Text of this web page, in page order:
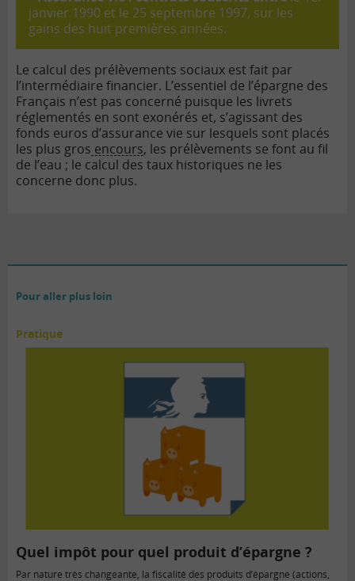
janvier 1990 et le 25 septembre 1997, sur les
gains des huit premières années.
Le calcul des prélèvements sociaux est fait par
l’intermédiaire financier. L’essentiel de l’épargne des
Français n’est pas concerné puisque les livrets
réglementés en sont exonérés et, s’agissant des
fonds euros d’assurance vie sur lesquels sont placés
les plus gros encours, les prélèvements se font au fil
de l’eau ; le calcul des taux historiques ne les
concerne donc plus.
Pour aller plus loin
Pratique
Quel impôt pour quel produit d’épargne ?
Par nature très changeante, la fiscalité des produits d’épargne (actions,